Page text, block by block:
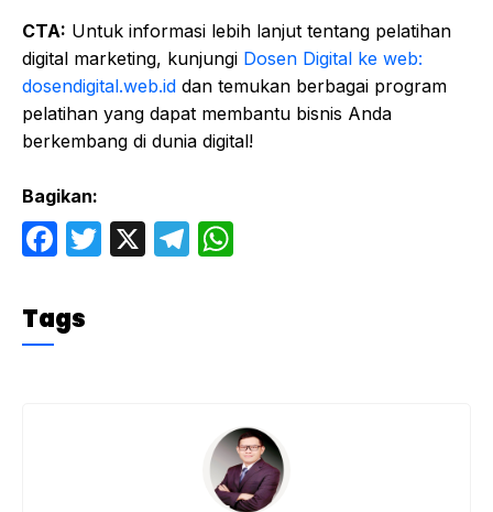
CTA: Untuk informasi lebih lanjut tentang pelatihan
digital marketing, kunjungi Dosen Digital ke web:
dosendigital.web.id dan temukan berbagai program
pelatihan yang dapat membantu bisnis Anda
berkembang di dunia digital!
Bagikan:
F
c
e
T
X
T
p
Tags